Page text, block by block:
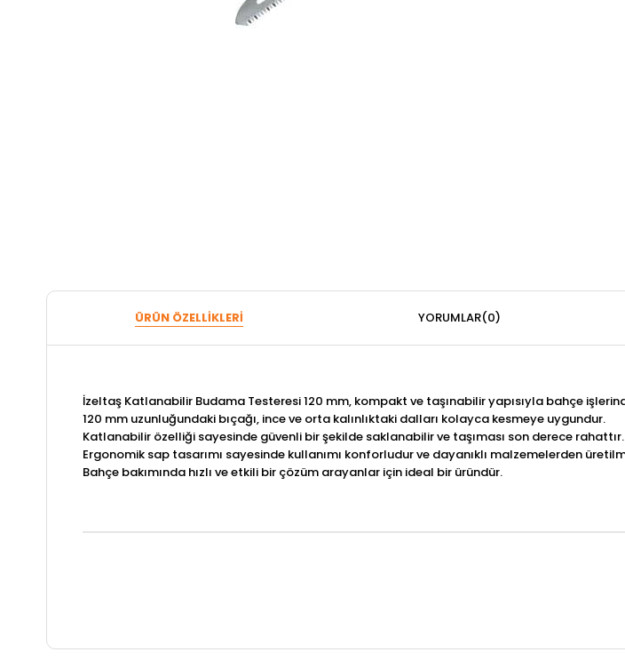
ÜRÜN ÖZELLIKLERI YORUMLAR(0)
İzeltaş Katlanabilir Budama Testeresi 120 mm, kompakt ve taşınabilir yapısıyla bahçe
120 mm uzunluğundaki bıçağı, ince ve orta kalınlıktaki dalları kolayca kesmeye uygundur.
Katlanabilir özelliği sayesinde güvenli bir şekilde saklanabilir ve taşıması son derece rahattır.
Ergonomik sap tasarımı sayesinde kullanımı konforludur ve dayanıklı malzemelerden
Bahçe bakımında hızlı ve etkili bir çözüm arayanlar için ideal bir üründür.